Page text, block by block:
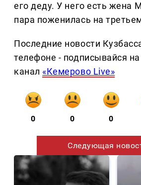
его деду. У него есть жена
пара поженилась на
Последние новости
телефоне - подписывайся
канал «Кемерово Live»
0 0 0
Следующая